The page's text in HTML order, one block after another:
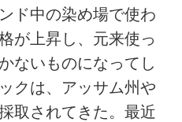
ド中の染め場で使わ
が上昇し、元来使っ
ないものになってし
クは、アッサム州や
取されてきた。最近